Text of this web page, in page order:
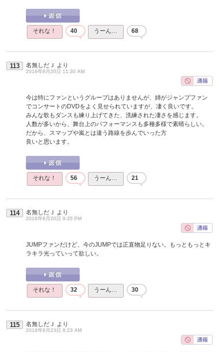
それな！ 40 うーん… 68
113 名無しだＪ より
2016年8月20日 11:30 AM
今は特にファンというグループはありませんが、姉がジャンプファン
でコンサートのDVDをよく見せられていますが、凄く良いです。
みんな歌もダンスも練り上げてきた、洗練された凄さを感じます。
人数が多いから、舞台上のパフォーマンスも多種多様で素晴らしい。
だから、スマップや嵐とは違う路線を歩んでいった方
良いと思います。
それな！ 56 うーん… 21
114 名無しだＪ より
2016年8月20日 9:35 PM
JUMPファンだけど、今のJUMPでは正直物足りない。もっともっとキ
ラキラ光っていって欲しい。
それな！ 32 うーん… 30
115 名無しだＪ より
2016年8月23日 8:23 AM